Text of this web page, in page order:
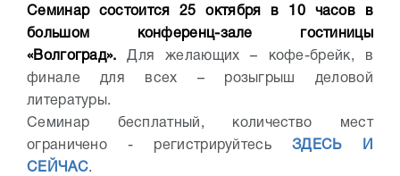
Семинар состоится 25 октября в 10 часов в
большом конференц-зале гостиницы
«Волгоград». Для желающих – кофе-брейк, в
финале для всех – розыгрыш деловой
литературы.
Семинар бесплатный, количество мест
ограничено - регистрируйтесьЗДЕСЬ И
СЕЙЧАС.